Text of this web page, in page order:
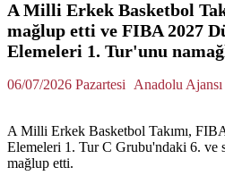
A Milli Erkek Basketbol
mağlup etti ve FIBA 2027
Elemeleri 1. Tur'unu
06/07/2026 Pazartesi Anadolu Ajansı
A Milli Erkek Basketbol Takımı,
Elemeleri 1. Tur C Grubu'ndaki 6. ve
mağlup etti.